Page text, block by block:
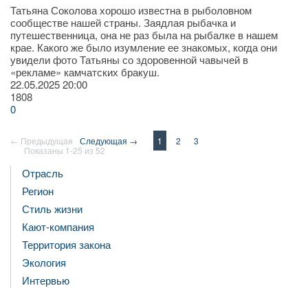
Татьяна Соколова хорошо известна в рыболовном
сообществе нашей страны. Заядлая рыбачка и
путешественница, она не раз была на рыбалке в нашем
крае. Какого же было изумление ее знакомых, когда они
увидели фото Татьяны со здоровенной чавычей в
«рекламе» камчатских бракуш.
22.05.202520:00
1808
0
← Предыдущая Следующая → 1 2
3
Показаны 1-25 из 52
Отрасль
Регион
Стиль жизни
Кают-компания
Территория закона
Экология
Интервью